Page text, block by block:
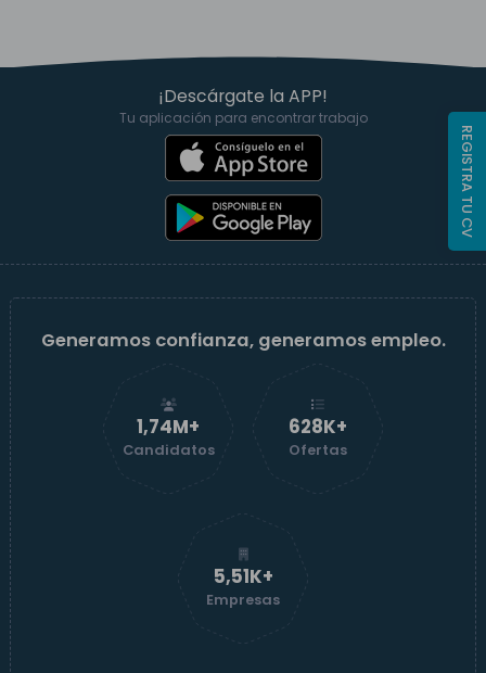
¡Descárgate la APP!
Tu aplicación para encontrar trabajo
Generamos confianza, generamos empleo.
1,74M+
Candidatos
629K+
Ofertas
5,51K+
Empresas
REGISTRA TU CV